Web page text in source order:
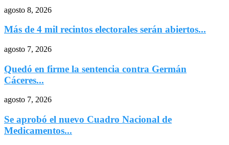
agosto 8, 2026
Más de 4 mil recintos electorales serán abiertos...
agosto 7, 2026
Quedó en firme la sentencia contra Germán
Cáceres...
agosto 7, 2026
Se aprobó el nuevo Cuadro Nacional de
Medicamentos...